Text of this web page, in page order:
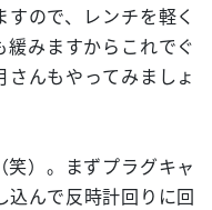
ので、レンチを軽く
緩みますからこれでぐ
さんもやってみましょ
）。まずプラグキャ
込んで反時計回りに回